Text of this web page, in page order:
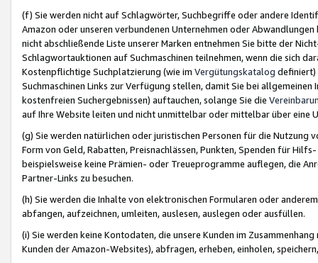
(f) Sie werden nicht auf Schlagwörter, Suchbegriffe oder andere
Amazon oder unseren verbundenen Unternehmen oder
nicht abschließende Liste unserer Marken entnehmen Sie bitte der
Schlagwortauktionen auf Suchmaschinen teilnehmen, wenn die sich
Kostenpflichtige Suchplatzierung (wie im Vergütungskatalog definiert)
Suchmaschinen Links zur Verfügung stellen, damit Sie bei
kostenfreien Suchergebnissen) auftauchen, solange Sie die
auf Ihre Website leiten und nicht unmittelbar oder mittelbar über eine
(g) Sie werden natürlichen oder juristischen Personen für die Nutzung
Form von Geld, Rabatten, Preisnachlässen, Punkten, Spenden für
beispielsweise keine Prämien- oder Treueprogramme auflegen, die
Partner-Links zu besuchen.
(h) Sie werden die Inhalte von elektronischen Formularen oder
abfangen, aufzeichnen, umleiten, auslesen, auslegen oder ausfüllen.
(i) Sie werden keine Kontodaten, die unsere Kunden im
Kunden der Amazon-Websites), abfragen, erheben, einholen,